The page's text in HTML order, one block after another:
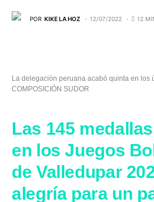
POR KIKE LA HOZ 12/07/2022 12
La delegación peruana acabó quinta en los
COMPOSICIÓN SUDOR
Las 145
en los Juegos
de Valledupar
alegría para un